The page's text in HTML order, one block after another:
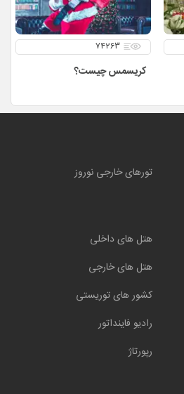
۷۴۲۶۳
کریسمس چیست؟
تورهای خارجی نوروز
هتل های داخلی
هتل های خارجی
کشور های توریستی
رادیو فاینداتور
رپورتاژ